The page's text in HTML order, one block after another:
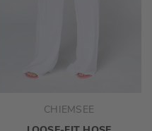
CHIEMSEE